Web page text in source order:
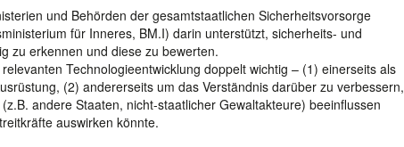
und Behörden der gesamtstaatlichen Sicherheitsvorsorge
für Inneres, BM.I) darin unterstützt, sicherheits- und
zu erkennen und diese zu bewerten.
Technologieentwicklung doppelt wichtig – (1) einerseits als
(2) andererseits um das Verständnis darüber zu verbessern,
andere Staaten, nicht-staatlicher Gewaltakteure) beeinflussen
auswirken könnte.